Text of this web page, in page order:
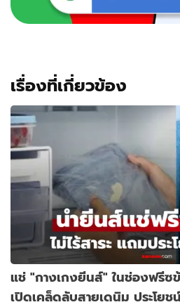
เรื่องที่เกี่ยวข้อง
แช่ "กางเกงยีนส์" ในช่องฟรีซข้
เปิดเคล็ดลับสายเดนิม ประโยช